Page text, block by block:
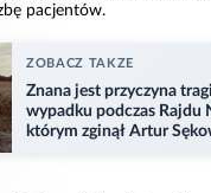
pacjentów.
ZOBACZ TAKZE
Znana jest przyczyna
wypadku podczas Rajdu
którym zginął Artur